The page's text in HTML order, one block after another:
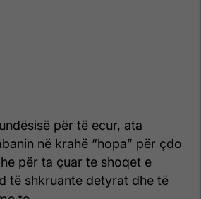
për të ecur, ata
në krahë “hopa” për çdo
për ta çuar te shoqet e
të shkruante detyrat dhe të